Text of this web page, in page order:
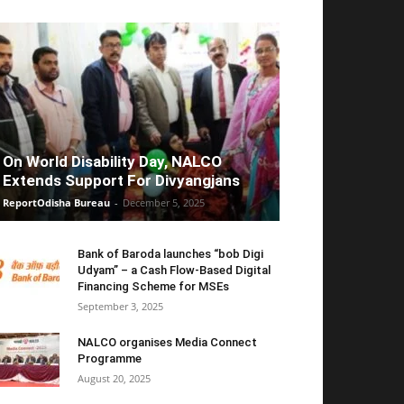
On World Disability Day, NALCO
Extends Support For Divyangjans
ReportOdisha Bureau - December 5, 2025
Bank of Baroda launches “bob Digi
Udyam” – a Cash Flow-Based Digital
Financing Scheme for MSEs
September 3, 2025
NALCO organises Media Connect
Programme
August 20, 2025